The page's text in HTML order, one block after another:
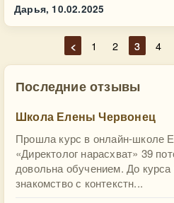
Дарья, 10.02.2025
< 1 2 3 4
Последние отзывы
Школа Елены Червонец
Прошла курс в онлайн-школе
«Директолог нарасхват» 39
довольна обучением. До
знакомство с контекстн...